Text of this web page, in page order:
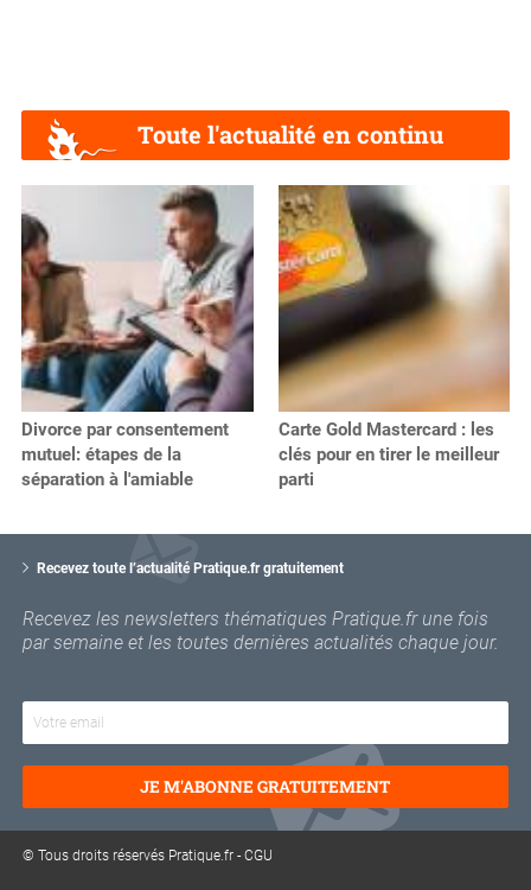
Toute l'actualité en continu
Divorce par consentement
mutuel: étapes de la
séparation à l'amiable
Carte Gold Mastercard : les
clés pour en tirer le meilleur
parti
Recevez toute l’actualité Pratique.fr gratuitement
Recevez les newsletters thématiques Pratique.fr une fois
par semaine et les toutes dernières actualités chaque jour.
o
r
e
e
JE M'ABONNE GRATUITEMENT
© Tous droits réservés Pratique.fr -CGU